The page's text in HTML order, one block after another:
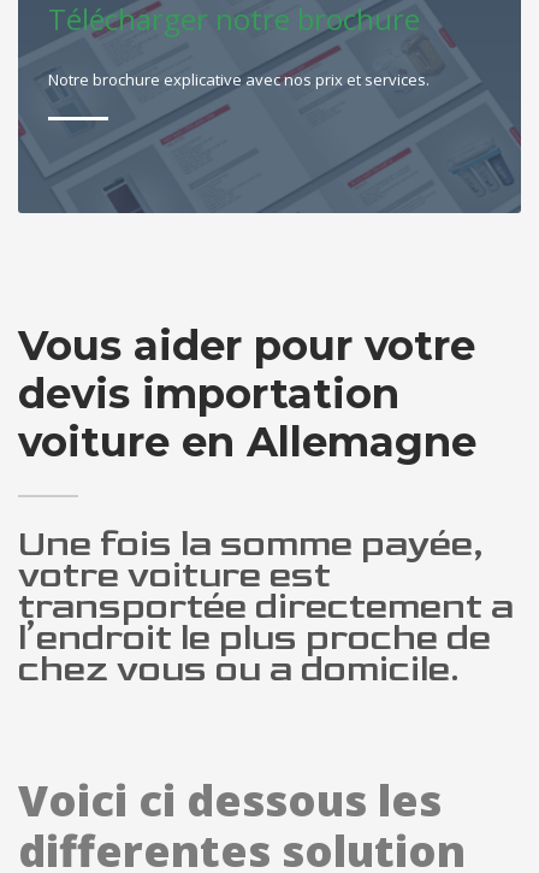
Télécharger notre brochure
Notre brochure explicative avec nos prix et services.
Vous aider pour votre
devis importation
voiture en Allemagne
Une fois la somme payée,
votre voiture est
transportée directement a
l’endroit le plus proche de
chez vous ou a domicile.
Voici ci dessous les
differentes solution